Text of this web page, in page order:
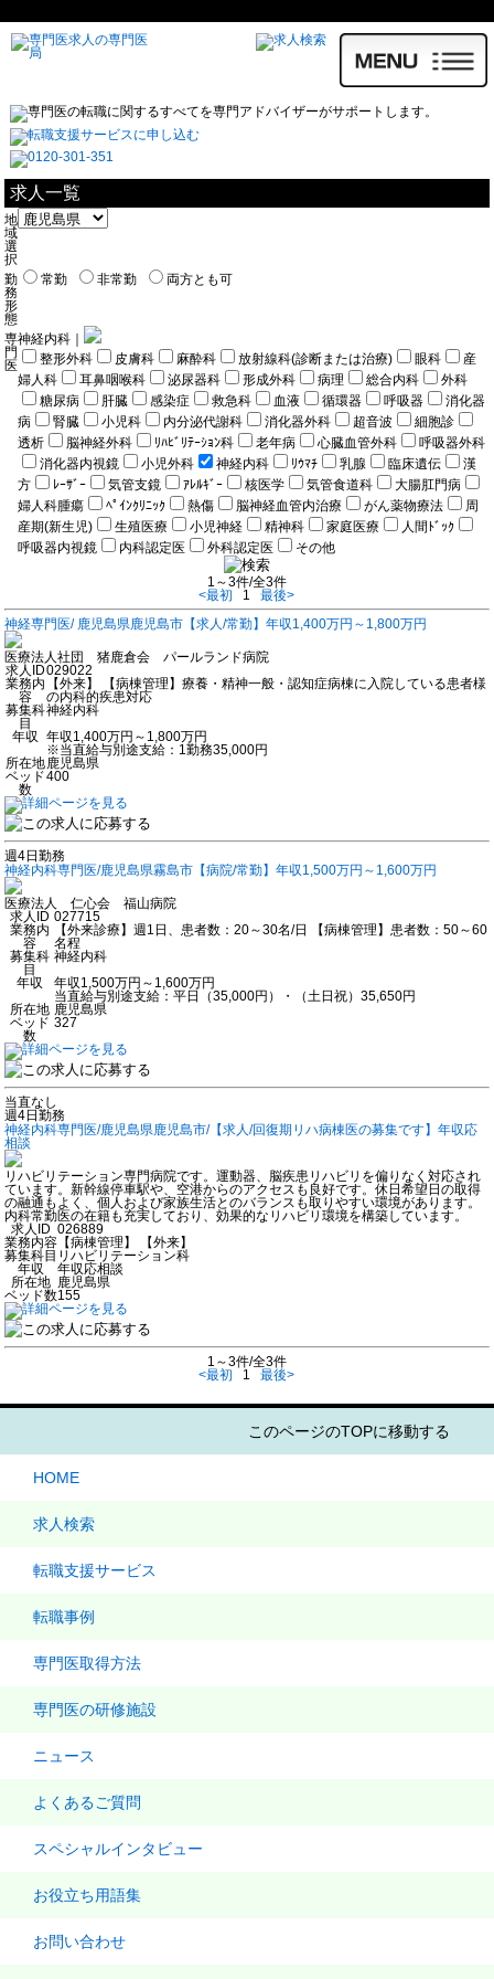
求人一覧
地
域
選
択
勤
務
形
態
常勤 非常勤 両方とも可
専
門
医
神経内科｜
整形外科
皮膚科 麻酔科 放射線科(診断または治療) 眼科
産
婦人科
耳鼻咽喉科 泌尿器科 形成外科 病理 総合内科
外科
糖尿病
肝臓 感染症 救急科 血液 循環器 呼吸器
消化器
病
腎臓 小児科 内分泌代謝科 消化器外科 超音波
細胞診
透析
脳神経外科 ﾘﾊﾋﾞﾘﾃｰｼｮﾝ科 老年病 心臓血管外科
呼吸器外科
消化器内視鏡
小児外科 神経内科 ﾘｳﾏﾁ 乳腺 臨床遺伝
漢
方
ﾚｰｻﾞｰ 気管支鏡 ｱﾚﾙｷﾞｰ 核医学 気管食道科
大腸肛門病
婦人科腫瘍
ﾍﾟｲﾝｸﾘﾆｯｸ 熱傷 脳神経血管内治療 がん薬物療法
周
産期(新生児)
生殖医療 小児神経 精神科 家庭医療
人間ﾄﾞｯｸ
呼吸器内視鏡
内科認定医 外科認定医 その他
1～3件/全3件
<最初
1
最後>
神経専門医/ 鹿児島県鹿児島市【求人/常勤】年収1,400万円～1,800万円
医療法人社団 猪鹿倉会 パールランド病院
求人ID029022
業務内
容
【外来】 【病棟管理】療養・精神一般・認知症病棟に入院している患者様
の内科的疾患対応
募集科
目
神経内科
年収
年収1,400万円～1,800万円
※当直給与別途支給：1勤務35,000円
所在地鹿児島県
ベッド
数
400
週4日勤務
神経内科専門医/鹿児島県霧島市【病院/常勤】年収1,500万円～1,600万円
医療法人 仁心会 福山病院
求人ID 027715
業務内
容
【外来診療】週1日、患者数：20～30名/日 【病棟管理】患者数：50～60
名程
募集科
目
神経内科
年収
年収1,500万円～1,600万円
当直給与別途支給：平日（35,000円）・（土日祝）35,650円
所在地 鹿児島県
ベッド
数
327
当直なし
週4日勤務
神経内科専門医/鹿児島県鹿児島市/【求人/回復期リハ病棟医の募集です】年収応
相談
リハビリテーション専門病院です。運動器、脳疾患リハビリを偏りなく対応され
ています。新幹線停車駅や、空港からのアクセスも良好です。休日希望日の取得
の融通もよく、個人および家族生活とのバランスも取りやすい環境があります。
内科常勤医の在籍も充実しており、効果的なリハビリ環境を構築しています。
求人ID 026889
業務内容 【病棟管理】 【外来】
募集科目 リハビリテーション科
年収
年収応相談
所在地 鹿児島県
ベッド数155
1～3件/全3件
<最初
1 最後>
このページのTOPに移動する
HOME
求人検索
転職支援サービス
転職事例
専門医取得方法
専門医の研修施設
ニュース
よくあるご質問
スペシャルインタビュー
お役立ち用語集
お問い合わせ